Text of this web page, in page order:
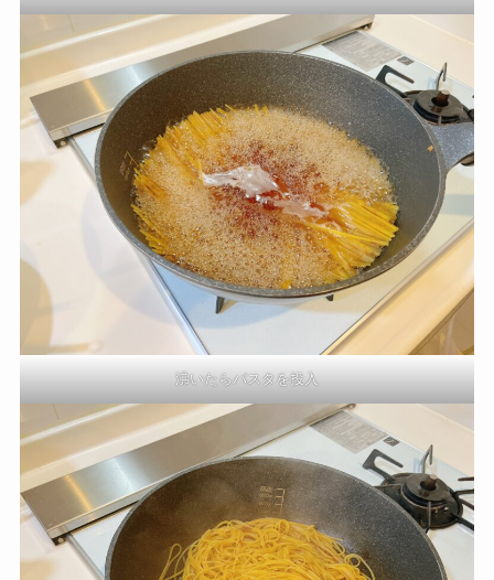
沸いたらパスタを投入